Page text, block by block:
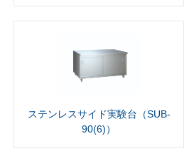
ステンレスサイド実験台（SUB-
90(6)）